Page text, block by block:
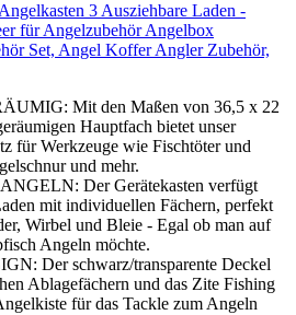
3 Ausziehbare Laden -
für Angelzubehör Angelbox
Set, Angel Koffer Angler Zubehör,
Mit den Maßen von 36,5 x 22
Hauptfach bietet unser
für Werkzeuge wie Fischtöter und
und mehr.
Der Gerätekasten verfügt
mit individuellen Fächern, perfekt
Wirbel und Bleie - Egal ob man auf
Angeln möchte.
Der schwarz/transparente Deckel
Ablagefächern und das Zite Fishing
für das Tackle zum Angeln